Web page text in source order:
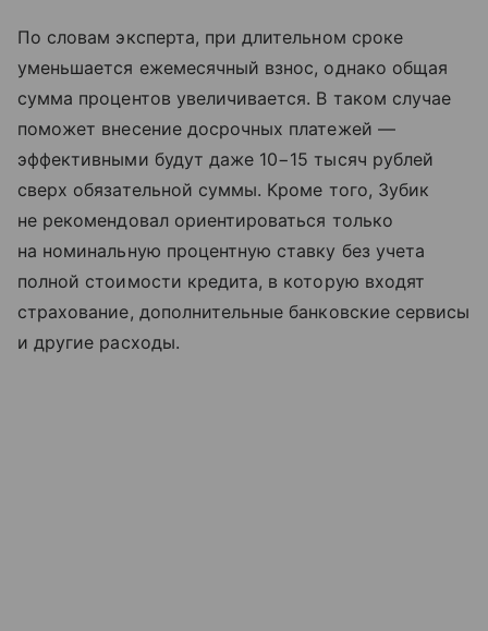
По словам эксперта, при длительном сроке
уменьшается ежемесячный взнос, однако общая
сумма процентов увеличивается. В таком случае
поможет внесение досрочных платежей —
эффективными будут даже 10−15 тысяч рублей
сверх обязательной суммы. Кроме того, Зубик
не рекомендовал ориентироваться только
на номинальную процентную ставку без учета
полной стоимости кредита, в которую входят
страхование, дополнительные банковские сервисы
и другие расходы.